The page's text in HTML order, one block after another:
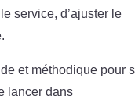
service, d’ajuster le
et méthodique pour
lancer dans